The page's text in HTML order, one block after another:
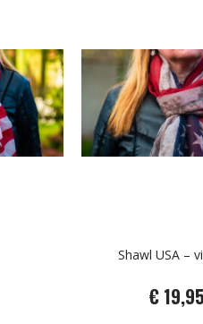
Shawl USA –
€ 19,95